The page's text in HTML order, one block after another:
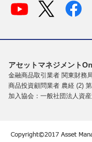
アセットマネジメント
金融商品取引業者 関東財務
商品投資顧問業者 農経 (2)
加入協会：一般社団法人資